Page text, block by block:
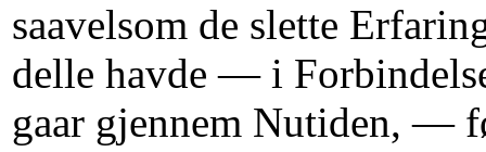
saavelsom de slette
delle havde — i
gaar gjennem Nutiden, —